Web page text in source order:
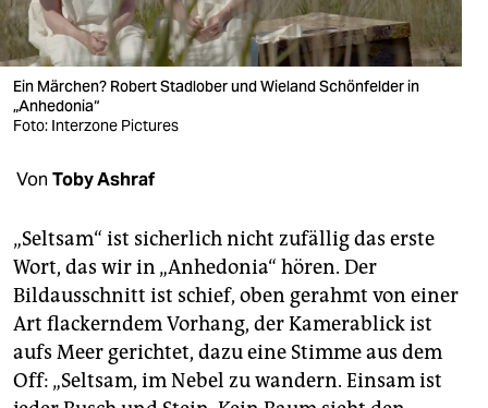
wahrheit
verlag
verlag
shop
fragen & hilfe
unterstützen
abo
genossenschaft
Ein Märchen? Robert Stadlober und Wieland Schönfelder in
„Anhedonia“
Foto: Interzone Pictures
Von Toby Ashraf
„Seltsam“ ist sicherlich nicht zufällig das erste
Wort, das wir in „Anhedonia“ hören. Der
Bildausschnitt ist schief, oben gerahmt von einer
Art flackerndem Vorhang, der Kamerablick ist
aufs Meer gerichtet, dazu eine Stimme aus dem
Off: „Seltsam, im Nebel zu wandern. Einsam ist